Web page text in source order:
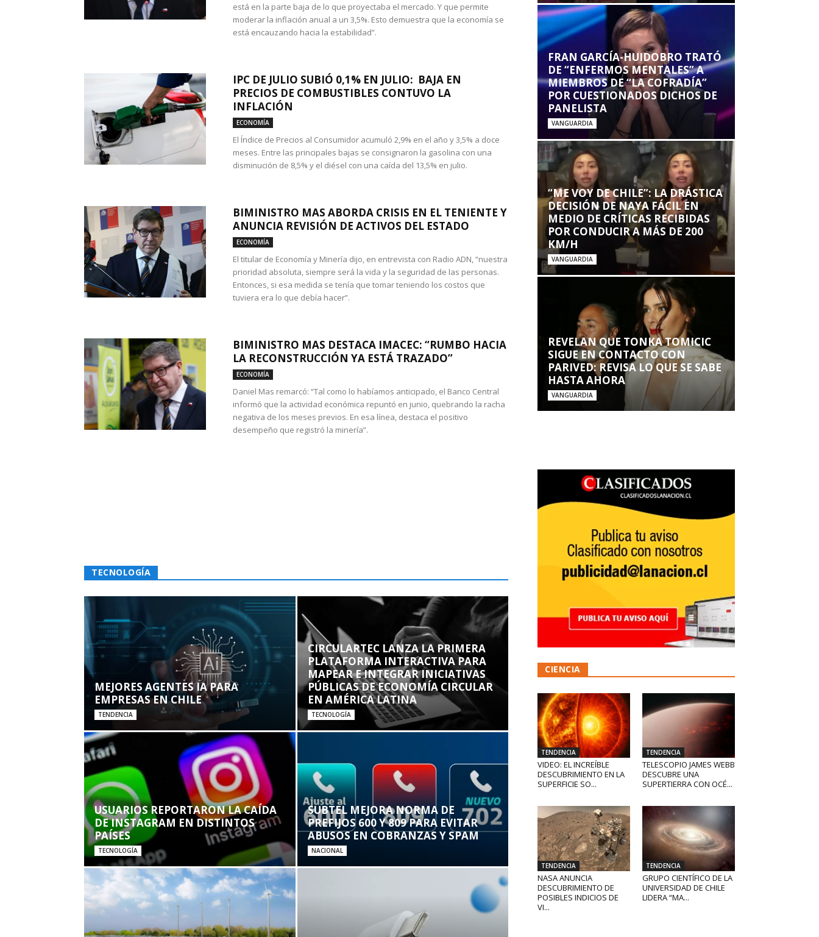
está en la parte baja de lo que proyectaba el mercado. Y que permite
moderar la inflación anual a un 3,5%. Esto demuestra que la economía se
está encauzando hacia la estabilidad”.
IPC DE JULIO SUBIÓ 0,1% EN JULIO: BAJA EN
PRECIOS DE COMBUSTIBLES CONTUVO LA
INFLACIÓN
ECONOMÍA
El Índice de Precios al Consumidor acumuló 2,9% en el año y 3,5% a doce
meses. Entre las principales bajas se consignaron la gasolina con una
disminución de 8,5% y el diésel con una caída del 13,5% en julio.
BIMINISTRO MAS ABORDA CRISIS EN EL TENIENTE Y
ANUNCIA REVISIÓN DE ACTIVOS DEL ESTADO
ECONOMÍA
El titular de Economía y Minería dijo, en entrevista con Radio ADN, “nuestra
prioridad absoluta, siempre será la vida y la seguridad de las personas.
Entonces, si esa medida se tenía que tomar teniendo los costos que
tuviera era lo que debía hacer”.
BIMINISTRO MAS DESTACA IMACEC: “RUMBO HACIA
LA RECONSTRUCCIÓN YA ESTÁ TRAZADO”
ECONOMÍA
Daniel Mas remarcó: “Tal como lo habíamos anticipado, el Banco Central
informó que la actividad económica repuntó en junio, quebrando la racha
negativa de los meses previos. En esa línea, destaca el positivo
desempeño que registró la minería”.
TECNOLOGÍA
MEJORES AGENTES IA PARA
EMPRESAS EN CHILE
TENDENCIA
CIRCULARTEC LANZA LA PRIMERA
PLATAFORMA INTERACTIVA PARA
MAPEAR E INTEGRAR INICIATIVAS
PÚBLICAS DE ECONOMÍA CIRCULAR
EN AMÉRICA LATINA
TECNOLOGÍA
USUARIOS REPORTARON LA CAÍDA
DE INSTAGRAM EN DISTINTOS
PAÍSES
TECNOLOGÍA
SUBTEL MEJORA NORMA DE
PREFIJOS 600 Y 809 PARA EVITAR
ABUSOS EN COBRANZAS Y SPAM
NACIONAL
FRAN GARCÍA-HUIDOBRO TRATÓ
DE “ENFERMOS MENTALES” A
MIEMBROS DE “LA COFRADÍA”
POR CUESTIONADOS DICHOS DE
PANELISTA
VANGUARDIA
“ME VOY DE CHILE”: LA DRÁSTICA
DECISIÓN DE NAYA FÁCIL EN
MEDIO DE CRÍTICAS RECIBIDAS
POR CONDUCIR A MÁS DE 200
KM/H
VANGUARDIA
REVELAN QUE TONKA TOMICIC
SIGUE EN CONTACTO CON
PARIVED: REVISA LO QUE SE SABE
HASTA AHORA
VANGUARDIA
CIENCIA
TENDENCIA
VIDEO: EL INCREÍBLE
DESCUBRIMIENTO EN LA
SUPERFICIE SO...
TENDENCIA
TELESCOPIO JAMES WEBB
DESCUBRE UNA
SUPERTIERRA CON OCÉ...
TENDENCIA
NASA ANUNCIA
DESCUBRIMIENTO DE
POSIBLES INDICIOS DE
VI...
TENDENCIA
GRUPO CIENTÍFICO DE LA
UNIVERSIDAD DE CHILE
LIDERA “MA...